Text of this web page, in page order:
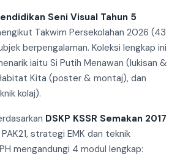
Seni Visual Tahun 5
Takwim Persekolahan 2026 (43
berpengalaman. Koleksi lengkap ini
iaitu Si Putih Menawan (lukisan &
Kita (poster & montaj), dan
kolaj).
DSKP KSSR Semakan 2017
strategi EMK dan teknik
mengandungi 4 modul lengkap: